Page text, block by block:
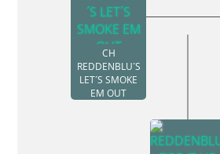
CH
REDDENBLU´S
LET´S SMOKE
EM OUT